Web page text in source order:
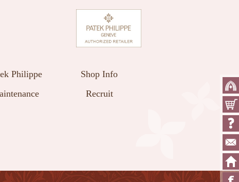
Philippe
Shop Info
Recruit